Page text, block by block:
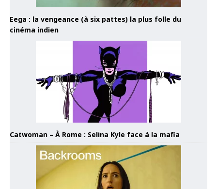
Eega : la vengeance (à six pattes) la plus folle du
cinéma indien
Catwoman – À Rome : Selina Kyle face à la mafia